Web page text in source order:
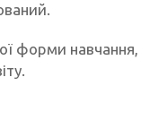
форми навчання,